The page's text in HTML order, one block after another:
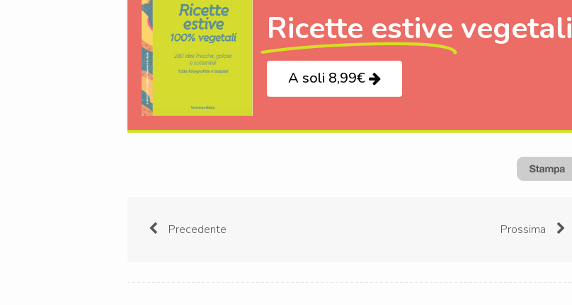
Ricette estive vegetali
A soli 8,99€
Precedente Prossima